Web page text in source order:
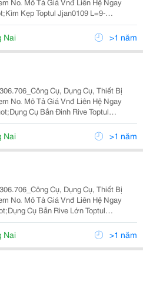
419,000 0936306706
Dụng Cụ Nạy VítΨ8X120Mm(L1)
Nai >1 năm
Cụ, Dụng Cụ, Thiết Bị
Hand Riverter Set Metal Box&Quot;
Nai >1 năm
Cụ, Dụng Cụ, Thiết Bị
Lever Riveter Powder
Box
4&Quot;&Quot;)
Nai >1 năm